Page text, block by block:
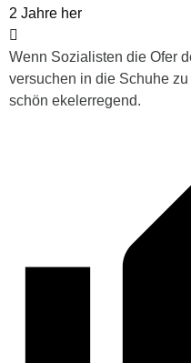
2 Jahre her
Wenn Sozialisten die Ofer
versuchen in die Schuhe
schön ekelerregend.